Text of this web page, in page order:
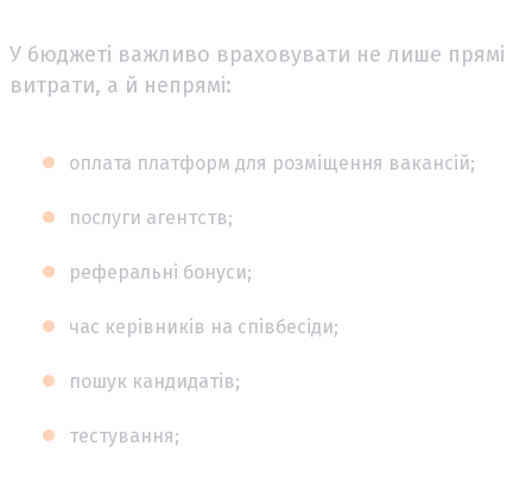
У бюджеті важливо враховувати не лише прямі
витрати, а й непрямі:
оплата платформ для розміщення вакансій;
послуги агентств;
реферальні бонуси;
час керівників на співбесіди;
пошук кандидатів;
тестування;